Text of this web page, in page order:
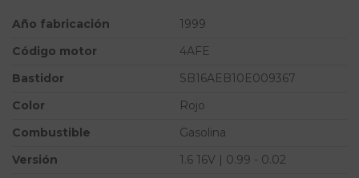
Año fabricación
1999
Código motor
4AFE
Bastidor
SB16AEB10E009367
Color
Rojo
Combustible
Gasolina
Versión
1.6 16V | 0.99 - 0.02